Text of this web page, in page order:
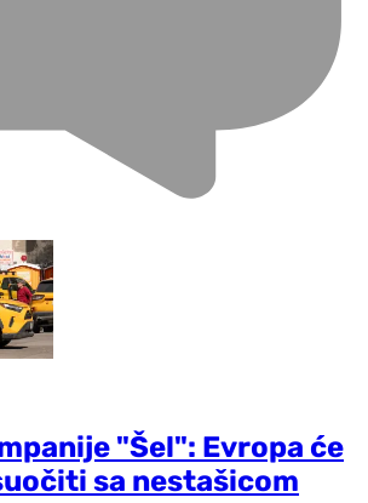
"Šel": Evropa će
sa nestašicom